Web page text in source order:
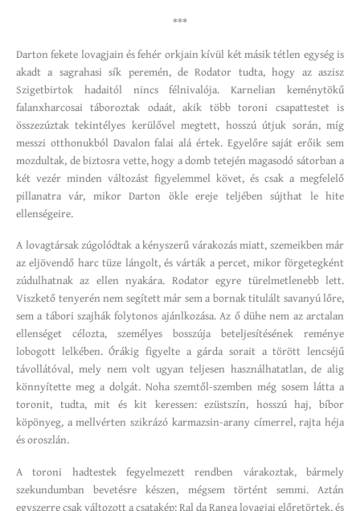
***
Darton fekete lovagjain és fehér orkjain kívül két másik tétlen egység is
akadt a sagrahasi sík peremén, de Rodator tudta, hogy az aszisz
Szigetbirtok hadaitól nincs félnivalója. Karnelian keménytökű
falanxharcosai táboroztak odaát, akik több toroni csapattestet is
összezúztak tekintélyes kerülővel megtett, hosszú útjuk során, míg
messzi otthonukból Davalon falai alá értek. Egyelőre saját erőik sem
mozdultak, de biztosra vette, hogy a domb tetején magasodó sátorban a
két vezér minden változást figyelemmel követ, és csak a megfelelő
pillanatra vár, mikor Darton ökle ereje teljében sújthat le hite
ellenségeire.
A lovagtársak zúgolódtak a kényszerű várakozás miatt, szemeikben már
az eljövendő harc tüze lángolt, és várták a percet, mikor förgetegként
zúdulhatnak az ellen nyakára. Rodator egyre türelmetlenebb lett.
Viszkető tenyerén nem segített már sem a bornak titulált savanyú lőre,
sem a tábori szajhák folytonos ajánlkozása. Az ő dühe nem az arctalan
ellenséget célozta, személyes bosszúja beteljesítésének reménye
lobogott lelkében. Órákig figyelte a gárda sorait a törött lencséjű
távollátóval, mely nem volt ugyan teljesen használhatatlan, de alig
könnyítette meg a dolgát. Noha szemtől-szemben még sosem látta a
toronit, tudta, mit és kit keressen: ezüstszín, hosszú haj, bíbor
köpönyeg, a mellvérten szikrázó karmazsin-arany címerrel, rajta héja
és oroszlán.
A toroni hadtestek fegyelmezett rendben várakoztak, bármely
szekundumban bevetésre készen, mégsem történt semmi. Aztán
egyszerre csak változott a csatakép: Ral da Ranga lovagjai előretörtek, és